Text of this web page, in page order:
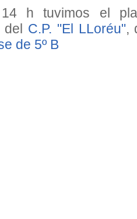
h tuvimos el
del C.P. "El LLoréu",
de 5º B